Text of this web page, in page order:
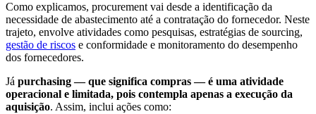
Como explicamos, procurement vai desde a identificação da
necessidade de abastecimento até a contratação do fornecedor. Neste
trajeto, envolve atividades como pesquisas, estratégias de sourcing,
gestão de riscos e conformidade e monitoramento do desempenho
dos fornecedores.
Já purchasing — que significa compras — é uma atividade
operacional e limitada, pois contempla apenas a execução da
aquisição. Assim, inclui ações como: